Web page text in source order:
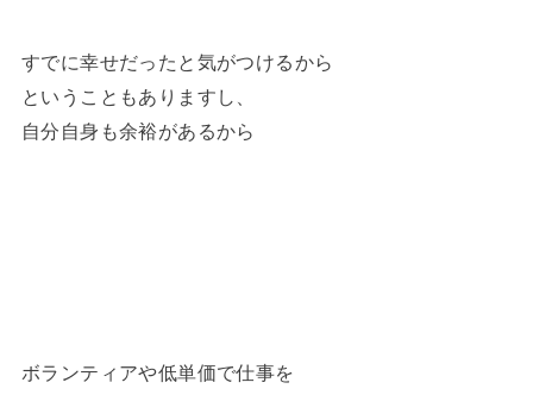
すでに幸せだったと気がつけるから
ということもありますし、
自分自身も余裕があるから
ボランティアや低単価で仕事を